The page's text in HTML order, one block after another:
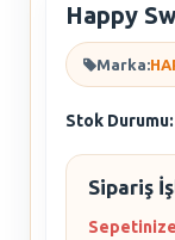
Happy
Marka:
Stok Durumu:
Sipariş